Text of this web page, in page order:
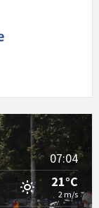
07:04
21°C
2 m/s